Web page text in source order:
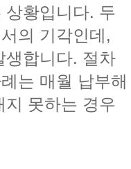
상황입니다. 두
의 기각인데,
생합니다. 절차
는 매월 납부해
지 못하는 경우